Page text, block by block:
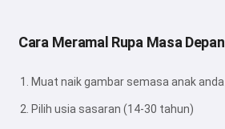
Cara Meramal Rupa Masa Depan
Muat naik gambar semasa anak anda
Pilih usia sasaran (14-30 tahun)